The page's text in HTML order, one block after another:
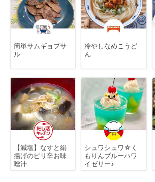
簡単サムギョプサ
ル
冷やしなめこうど
ん
【減塩】なすと絹
揚げのピリ辛お味
噌汁
シュワシュワ☆く
もりんブルーハワ
イゼリー♪